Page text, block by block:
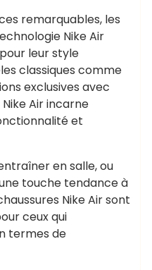
remarquables, les
Nike Air
leur style
classiques comme
exclusives avec
Air incarne
et
en salle, ou
touche tendance à
Nike Air sont
ceux qui
termes de